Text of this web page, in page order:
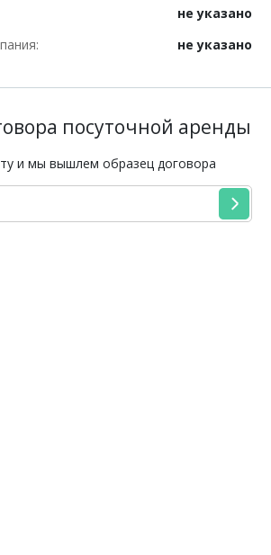
не указано
не указано
посуточной аренды
и мы вышлем образец договора